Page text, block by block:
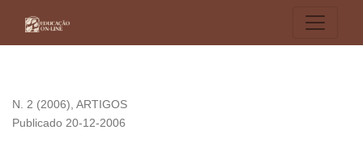
N. 2 (2006), ARTIGOS
Publicado 20-12-2006